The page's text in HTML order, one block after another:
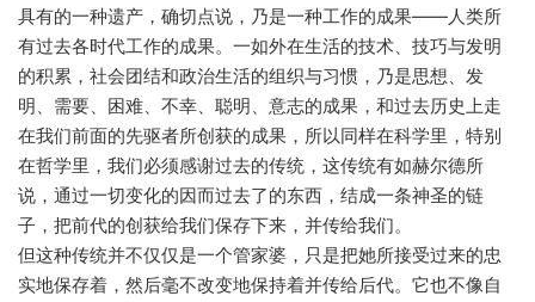
具有的一种遗产，确切点说，乃是一种工作的成果——人类所
有过去各时代工作的成果。一如外在生活的技术、技巧与发明
的积累，社会团结和政治生活的组织与习惯，乃是思想、发
明、需要、困难、不幸、聪明、意志的成果，和过去历史上走
在我们前面的先驱者所创获的成果，所以同样在科学里，特别
在哲学里，我们必须感谢过去的传统，这传统有如赫尔德所
说，通过一切变化的因而过去了的东西，结成一条神圣的链
子，把前代的创获给我们保存下来，并传给我们。
但这种传统并不仅仅是一个管家婆，只是把她所接受过来的忠
实地保存着，然后毫不改变地保持着并传给后代。它也不像自